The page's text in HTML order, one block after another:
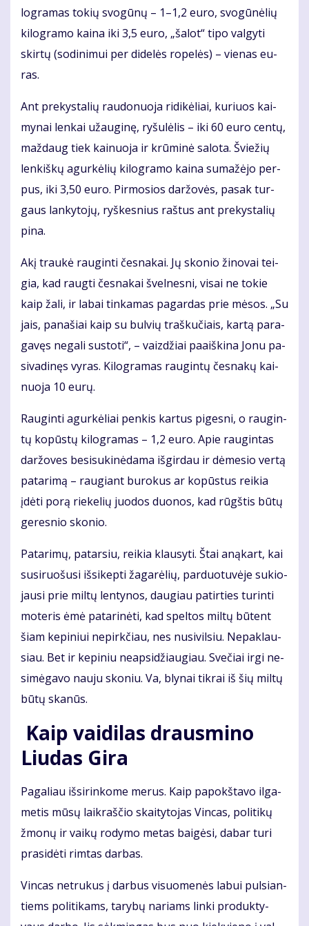
log­ra­mas to­kių svo­gū­nų – 1–1,2 eu­ro, svo­gū­nė­lių
ki­log­ra­mo kai­na iki 3,5 eu­ro, „ša­lot“ ti­po val­gy­ti
skir­tų (so­di­ni­mui per di­de­lės ro­pe­lės) – vie­nas eu­
ras.
Ant pre­kys­ta­lių rau­do­nuo­ja ri­di­kė­liai, ku­riuos kai­
my­nai len­kai už­au­gi­nę, ry­šu­lė­lis – iki 60 eu­ro cen­tų,
maž­daug tiek kai­nuo­ja ir krū­mi­nė sa­lo­ta. Švie­žių
len­kiš­kų agur­kė­lių ki­log­ra­mo kai­na su­ma­žė­jo per­
pus, iki 3,50 eu­ro. Pir­mo­sios dar­žo­vės, pa­sak tur­
gaus lan­ky­to­jų, ryš­kes­nius raš­tus ant pre­kys­ta­lių
pi­na.
Akį trau­kė rau­gin­ti čes­na­kai. Jų sko­nio ži­no­vai tei­
gia, kad raug­ti čes­na­kai švel­nes­ni, vi­sai ne to­kie
kaip ža­li, ir la­bai tin­ka­mas pa­gar­das prie mė­sos. „Su
jais, pa­na­šiai kaip su bul­vių traš­ku­čiais, kar­tą pa­ra­
ga­vęs ne­ga­li su­sto­ti“, – vaiz­džiai pa­aiš­ki­na Jo­nu pa­
si­va­di­nęs vy­ras. Ki­log­ra­mas rau­gin­tų čes­na­kų kai­
nuo­ja 10 eu­rų.
Rau­gin­ti agur­kė­liai pen­kis kar­tus pi­ges­ni, o rau­gin­
tų ko­pūs­tų ki­log­ra­mas – 1,2 eu­ro. Apie rau­gin­tas
dar­žo­ves be­si­su­ki­nė­da­ma iš­gir­dau ir dė­me­sio ver­tą
pa­ta­ri­mą – rau­giant bu­ro­kus ar ko­pūs­tus rei­kia
įdė­ti po­rą rie­ke­lių juo­dos duo­nos, kad rūgš­tis bū­tų
ge­res­nio sko­nio.
Pa­ta­ri­mų, pa­tar­siu, rei­kia klau­sy­ti. Štai aną­kart, kai
su­si­ruo­šu­si iš­si­kep­ti ža­ga­rė­lių, par­duo­tu­vė­je su­kio­
jau­si prie mil­tų len­ty­nos, dau­giau pa­tir­ties tu­rin­ti
mo­te­ris ėmė pa­ta­ri­nė­ti, kad spel­tos mil­tų bū­tent
šiam ke­pi­niui ne­pirk­čiau, nes nu­si­vil­siu. Ne­pa­klau­
siau. Bet ir ke­pi­niu neap­si­džiau­giau. Sve­čiai ir­gi ne­
si­mė­ga­vo nau­ju sko­niu. Va, bly­nai tik­rai iš šių mil­tų
bū­tų ska­nūs.
Kaip vai­di­las draus­mi­no
Liu­das Gi­ra
Pa­ga­liau iš­si­rin­ko­me me­rus. Kaip pa­pokš­ta­vo il­ga­
me­tis mū­sų laik­raš­čio skai­ty­to­jas Vin­cas, po­li­ti­kų
žmo­nų ir vai­kų ro­dy­mo me­tas bai­gė­si, da­bar tu­ri
pra­si­dė­ti rim­tas dar­bas.
Vin­cas ne­tru­kus į dar­bus vi­suo­me­nės la­bui pul­sian­
tiems po­li­ti­kams, ta­ry­bų na­riams lin­ki pro­duk­ty­